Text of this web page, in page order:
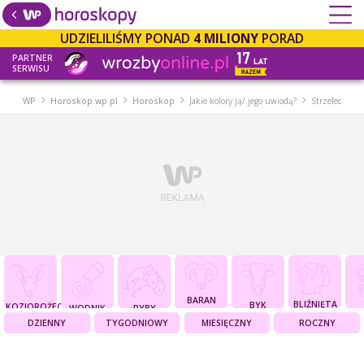
UDZIELILIŚMY PONAD 4 MILIONY PORAD
PARTNER
SERWISU
WP Horoskop.wp.pl Horoskop Jakie kolory ją/ jego uwiodą? Strzelec
KOZIOROŻEC WODNIK RYBY
BARAN BYK BLIŹNIĘTA
DZIENNY
TYGODNIOWY MIESIĘCZNY ROCZNY